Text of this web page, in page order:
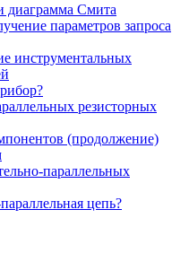
диаграмма Смита
параметров запроса
инструментальных
резисторных
(продолжение)
параллельных
цепь?